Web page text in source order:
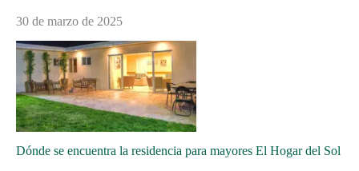
30 de marzo de 2025
Dónde se encuentra la residencia para mayores El Hogar del Sol